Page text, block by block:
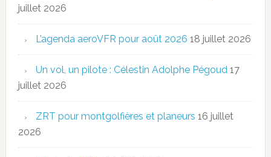
juillet 2026
L’agenda aeroVFR pour août 2026 18 juillet 2026
Un vol, un pilote : Célestin Adolphe Pégoud 17
juillet 2026
ZRT pour montgolfières et planeurs 16 juillet
2026